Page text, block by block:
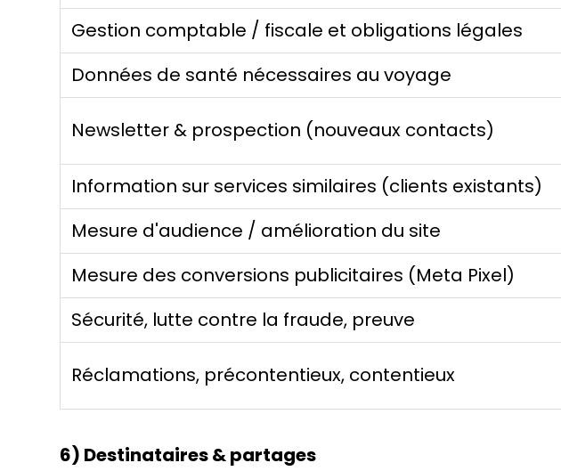
Gestion comptable / fiscale et obligations légales
Données de santé nécessaires au voyage
Newsletter & prospection (nouveaux contacts)
Information sur services similaires (clients existants)
Mesure d'audience / amélioration du site
Mesure des conversions publicitaires (Meta Pixel)
Sécurité, lutte contre la fraude, preuve
Réclamations, précontentieux, contentieux
6) Destinataires & partages